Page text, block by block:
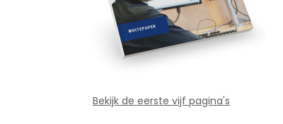
Bekijk de eerste vijf pagina's